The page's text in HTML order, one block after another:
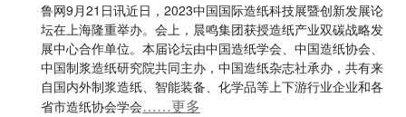
鲁网9月21日讯近日，2023中国国际造纸科技展暨创新发展论
坛在上海隆重举办。会上，晨鸣集团获授造纸产业双碳战略发
展中心合作单位。本届论坛由中国造纸学会、中国造纸协会、
中国制浆造纸研究院共同主办，中国造纸杂志社承办，共有来
自国内外制浆造纸、智能装备、化学品等上下游行业企业和各
省市造纸协会学会……更多